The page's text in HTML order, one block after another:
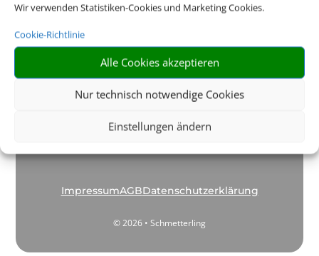
Wir verwenden Statistiken-Cookies und Marketing Cookies.
Cookie-Richtlinie
Alle Cookies akzeptieren
Nur technisch notwendige Cookies
Einstellungen ändern
Kontakt
Hilfe & Service
ImpressumAGBDatenschutzerklärung
© 2026 • Schmetterling